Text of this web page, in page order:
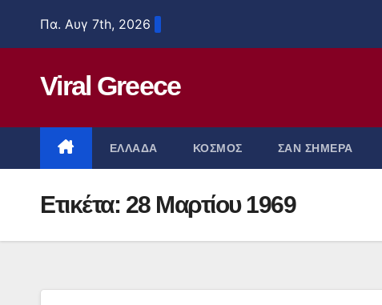
Πα. Αυγ 7th, 2026
Viral Greece
ΕΛΛΑΔΑ ΚΟΣΜΟΣ ΣΑΝ ΣΗΜΕΡΑ
Ετικέτα: 28 Μαρτίου 1969